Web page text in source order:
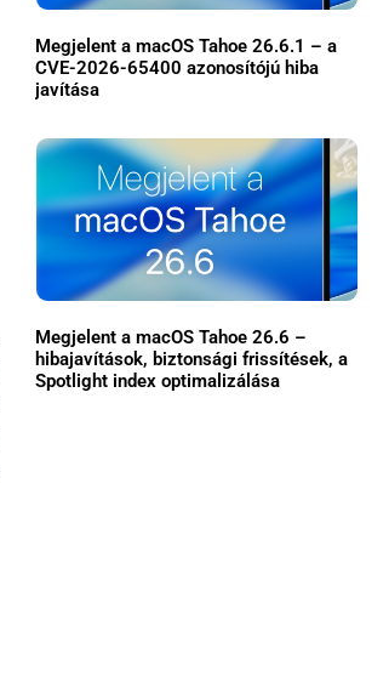
Megjelent a macOS Tahoe 26.6.1 – a
CVE-2026-65400 azonosítójú hiba
javítása
Megjelent a macOS Tahoe 26.6 –
hibajavítások, biztonsági frissítések, a
Spotlight index optimalizálása
Főoldal
Közösség
GYIK
Használt Apple
Apple szerviz